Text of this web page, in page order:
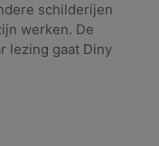
schilderijen
werken. De
lezing gaat Diny